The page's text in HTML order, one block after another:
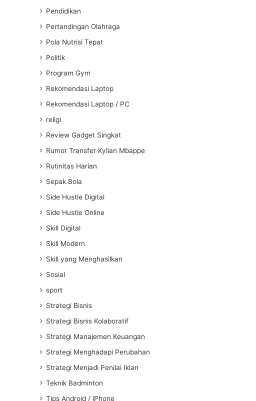
Pendidikan
Pertandingan Olahraga
Pola Nutrisi Tepat
Politik
Program Gym
Rekomendasi Laptop
Rekomendasi Laptop / PC
religi
Review Gadget Singkat
Rumor Transfer Kylian Mbappe
Rutinitas Harian
Sepak Bola
Side Hustle Digital
Side Hustle Online
Skill Digital
Skill Modern
Skill yang Menghasilkan
Sosial
sport
Strategi Bisnis
Strategi Bisnis Kolaboratif
Strategi Manajemen Keuangan
Strategi Menghadapi Perubahan
Strategi Menjadi Penilai Iklan
Teknik Badminton
Tips Android / iPhone